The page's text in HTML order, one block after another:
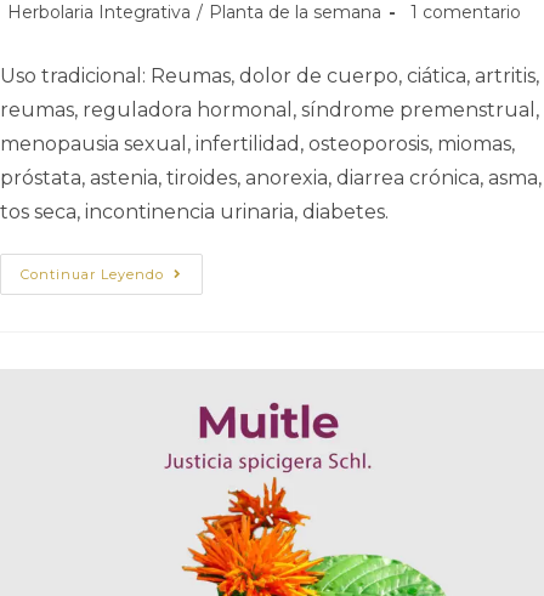
Herbolaria Integrativa / Planta de la semana 1 comentario
Uso tradicional: Reumas, dolor de cuerpo, ciática, artritis,
reumas, reguladora hormonal, síndrome premenstrual,
menopausia sexual, infertilidad, osteoporosis, miomas,
próstata, astenia, tiroides, anorexia, diarrea crónica, asma,
tos seca, incontinencia urinaria, diabetes.
Continuar Leyendo